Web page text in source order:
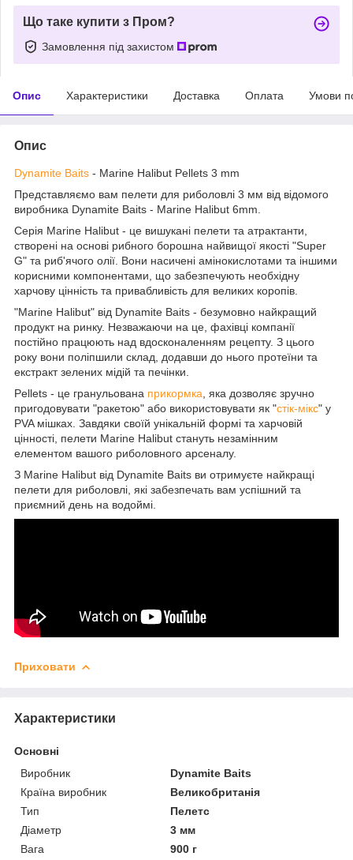
Що таке купити з Пром?
Замовлення під захистом
Опис Характеристики Доставка Оплата Умови
Опис
Dynamite Baits - Marine Halibut Pellets 3 mm
Представляємо вам пелети для риболовлі 3 мм від відомого
виробника Dynamite Baits - Marine Halibut 6mm.
Серія Marine Halibut - це вишукані пелети та атрактанти,
створені на основі рибного борошна найвищої якості "Super
G" та риб'ячого олії. Вони насичені амінокислотами та іншими
корисними компонентами, що забезпечують необхідну
харчову цінність та привабливість для великих коропів.
"Marine Halibut" від Dynamite Baits - безумовно найкращий
продукт на ринку. Незважаючи на це, фахівці компанії
постійно працюють над вдосконаленням рецепту. З цього
року вони поліпшили склад, додавши до нього протеїни та
екстракт зелених мідій та печінки.
Pellets - це гранульована прикормка , яка дозволяє зручно
пригодовувати "ракетою" або використовувати як "стік-мікс" у
PVA мішках. Завдяки своїй унікальній формі та харчовій
цінності, пелети Marine Halibut стануть незамінним
елементом вашого риболовного арсеналу.
З Marine Halibut від Dynamite Baits ви отримуєте найкращі
пелети для риболовлі, які забезпечать вам успішний та
приємний день на водоймі.
Приховати
Характеристики
Основні
Виробник
Dynamite Baits
Країна виробник
Великобританія
Тип
Пелетс
Діаметр
3 мм
Вага
900 г